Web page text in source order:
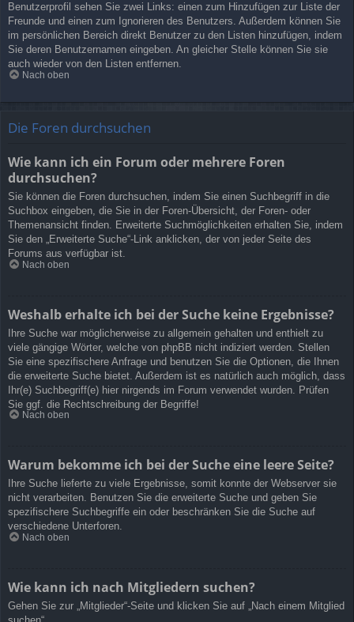
Benutzerprofil sehen Sie zwei Links: einen zum Hinzufügen zur Liste der
Freunde und einen zum Ignorieren des Benutzers. Außerdem können Sie
im persönlichen Bereich direkt Benutzer zu den Listen hinzufügen, indem
Sie deren Benutzernamen eingeben. An gleicher Stelle können Sie sie
auch wieder von den Listen entfernen.
Nach oben
Die Foren durchsuchen
Wie kann ich ein Forum oder mehrere Foren
durchsuchen?
Sie können die Foren durchsuchen, indem Sie einen Suchbegriff in die
Suchbox eingeben, die Sie in der Foren-Übersicht, der Foren- oder
Themenansicht finden. Erweiterte Suchmöglichkeiten erhalten Sie, indem
Sie den „Erweiterte Suche“-Link anklicken, der von jeder Seite des
Forums aus verfügbar ist.
Nach oben
Weshalb erhalte ich bei der Suche keine Ergebnisse?
Ihre Suche war möglicherweise zu allgemein gehalten und enthielt zu
viele gängige Wörter, welche von phpBB nicht indiziert werden. Stellen
Sie eine spezifischere Anfrage und benutzen Sie die Optionen, die Ihnen
die erweiterte Suche bietet. Außerdem ist es natürlich auch möglich, dass
Ihr(e) Suchbegriff(e) hier nirgends im Forum verwendet wurden. Prüfen
Sie ggf. die Rechtschreibung der Begriffe!
Nach oben
Warum bekomme ich bei der Suche eine leere Seite?
Ihre Suche lieferte zu viele Ergebnisse, somit konnte der Webserver sie
nicht verarbeiten. Benutzen Sie die erweiterte Suche und geben Sie
spezifischere Suchbegriffe ein oder beschränken Sie die Suche auf
verschiedene Unterforen.
Nach oben
Wie kann ich nach Mitgliedern suchen?
Gehen Sie zur „Mitglieder“-Seite und klicken Sie auf „Nach einem Mitglied